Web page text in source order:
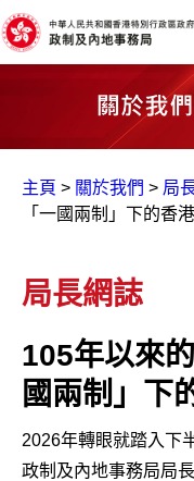
主頁 > 關於我們 > 局
「一國兩制」下的香
局長網誌
105年以來
國兩制」下
2026年轉眼就踏入下
政制及內地事務局局